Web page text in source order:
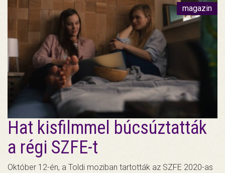
magazin
Hat kisfilmmel búcsúztatták
a régi SZFE-t
Október 12-én, a Toldi moziban tartották az SZFE 2020-as